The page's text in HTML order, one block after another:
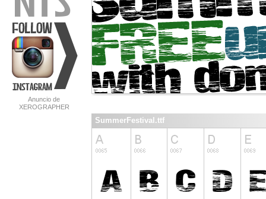
Anuncio de
XEROGRAPHER
SummerFestival.ttf